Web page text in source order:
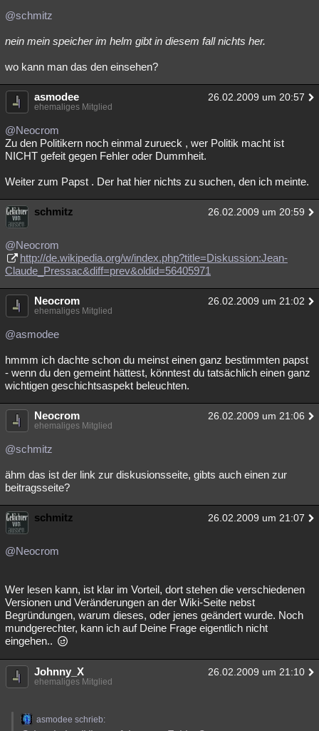
@schmitz
nein mein speicher im helm gibt in diesem fall nichts her.
wo kann man das den einsehen?
asmodee 26.02.2009 um 20:57
ehemaliges Mitglied
@Neocrom
Zu den Politikern noch einmal zurueck , wer Politik macht ist
NICHT gefeit gegen Fehler oder Dummheit.
Weiter zum Papst . Der hat hier nichts zu suchen, den ich meinte.
schmitz 26.02.2009 um 20:59
@Neocrom
http://de.wikipedia.org/w/index.php?title=Diskussion:Jean-
Claude_Pressac&diff=prev&oldid=56405971
Neocrom 26.02.2009 um 21:02
ehemaliges Mitglied
@asmodee
hmmm ich dachte schon du meinst einen ganz bestimmten papst
- wenn du den gemeint hättest, könntest du tatsächlich einen ganz
wichtigen geschichtsaspekt beleuchten.
Neocrom 26.02.2009 um 21:06
ehemaliges Mitglied
@schmitz
ähm das ist der link zur diskusionsseite, gibts auch einen zur
beitragsseite?
schmitz 26.02.2009 um 21:07
@Neocrom
Wer lesen kann, ist klar im Vorteil, dort stehen die verschiedenen
Versionen und Veränderungen an der Wiki-Seite nebst
Begründungen, warum dieses, oder jenes geändert wurde. Noch
mundgerechter, kann ich auf Deine Frage eigentlich nicht
eingehen..
Johnny_X 26.02.2009 um 21:10
ehemaliges Mitglied
asmodee schrieb: